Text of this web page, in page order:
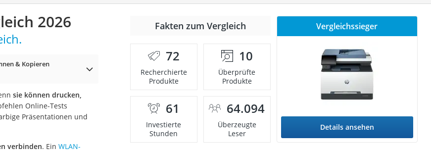
2026
& Kopieren
sie können drucken,
Online-Tests
Präsentationen und
verbinden. Ein WLAN-
Fakten zum Vergleich
72
Recherchierte
Produkte
10
Überprüfte
Produkte
61
Investierte
Stunden
64.094
Überzeugte
Leser
Vergleichssieger
Details ansehen